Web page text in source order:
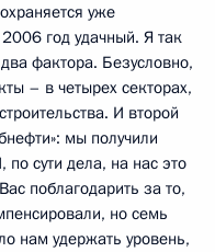
уже
год удачный. Я так
фактора. Безусловно,
– в четырех секторах,
И второй
мы получили
сути дела, на нас это
поблагодарить за то,
но семь
нам удержать уровень,